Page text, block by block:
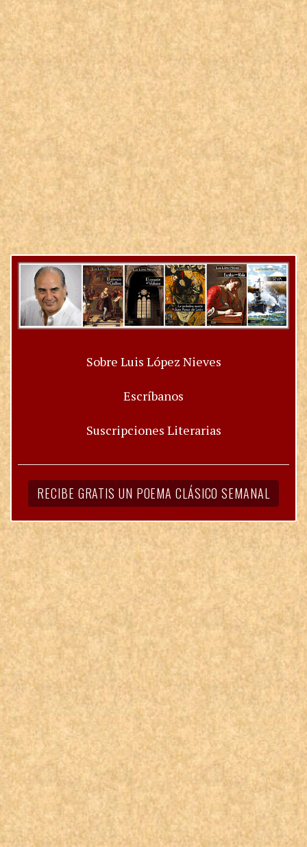
Sobre Luis López Nieves
Escríbanos
Suscripciones Literarias
RECIBE GRATIS UN POEMA CLÁSICO SEMANAL